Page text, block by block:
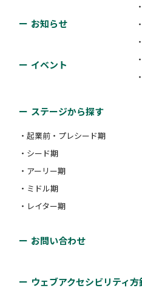
お知らせ
イベント
ステージから探す
・起業前・プレシード期
・シード期
・アーリー期
・ミドル期
・レイター期
お問い合わせ
ウェブアクセシビリティ方